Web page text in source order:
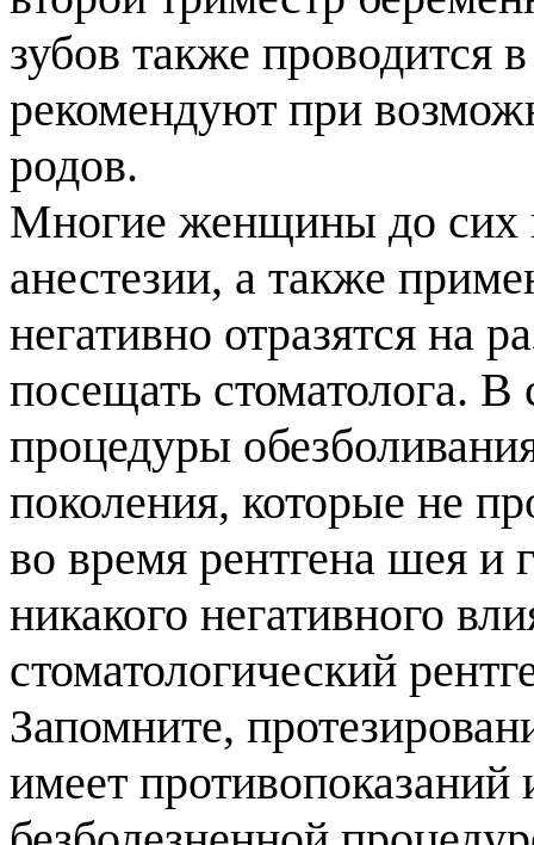
зубов также проводится
рекомендуют при
родов.
Многие женщины до сих
анестезии, а также
негативно отразятся на
посещать стоматолога.
процедуры
поколения, которые не
во время рентгена шея
никакого негативного
стоматологический
Запомните,
имеет противопоказаний